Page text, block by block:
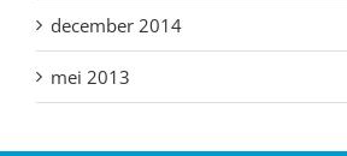
december 2014
mei 2013